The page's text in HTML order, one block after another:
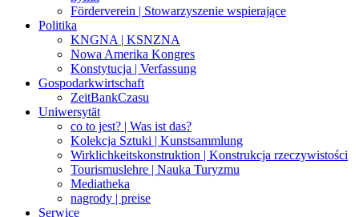
Förderverein | Stowarzyszenie wspierające
Politika
KNGNA | KSNZNA
Nowa Amerika Kongres
Konstytucja | Verfassung
Gospodarkwirtschaft
ZeitBankCzasu
Uniwersytät
co to jest? | Was ist das?
Kolekcja Sztuki | Kunstsammlung
Wirklichkeitskonstruktion | Konstrukcja rzeczywistości
Tourismuslehre | Nauka Turyzmu
Mediatheka
nagrody | preise
Serwice